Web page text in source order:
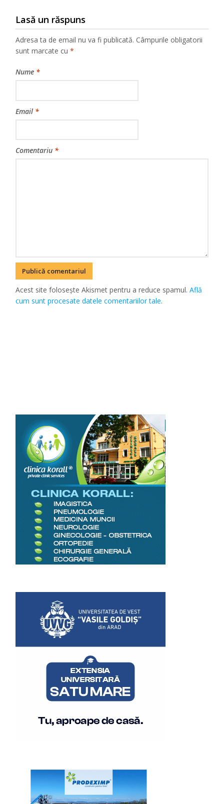
Lasă un răspuns
Adresa ta de email nu va fi publicată. Câmpurile obligatorii
sunt marcate cu*
Nume *
Email *
Comentariu *
Acest site folosește Akismet pentru a reduce spamul.Află
cum sunt procesate datele comentariilor tale.